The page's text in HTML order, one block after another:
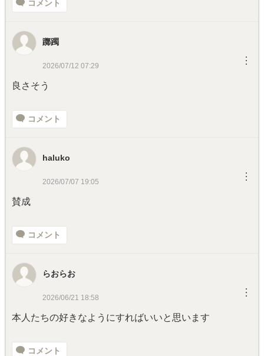
コメント
躑躅
2026/07/12 07:29 ︙
良さそう
コメント
haluko
2026/07/07 19:05 ︙
賛成
コメント
らおらお
2026/06/21 18:58 ︙
本人たちの好きなようにすればいいと思います
コメント